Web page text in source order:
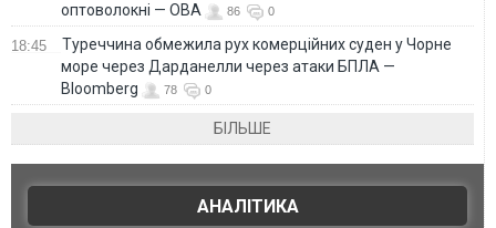
оптоволокні — ОВА
86 0
18:45
Туреччина обмежила рух комерційних суден у Чорне
море через Дарданелли через атаки БПЛА —
Bloomberg
78 0
БІЛЬШЕ
АНАЛІТИКА